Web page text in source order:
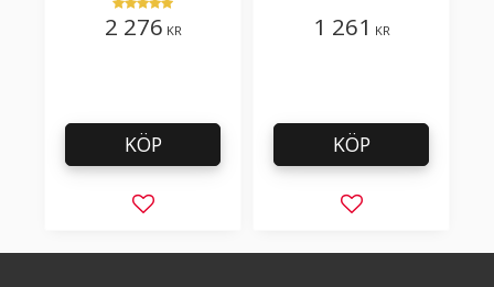
2 276 KR
Lägg till i favoriter
KÖP
1 261 KR
Lägg till i
KÖP